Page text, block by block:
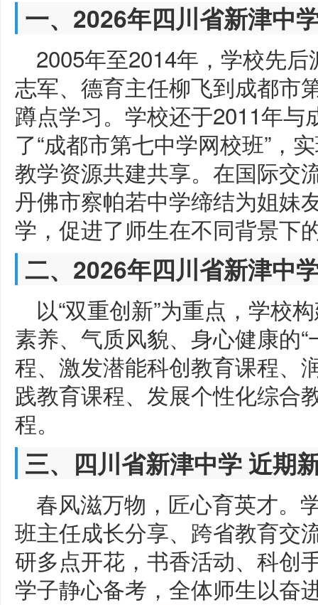
一、2026年四川省新津中
2005年至2014年，学校先
志军、德育主任柳飞到成都市
蹲点学习。学校还于2011年
了“成都市第七中学网校班”，
教学资源共建共享。在国际交
丹佛市察帕若中学缔结为姐妹
学，促进了师生在不同背景下
二、2026年四川省新津中
以“双重创新”为重点，学校
素养、气质风貌、身心健康的
程、激发潜能科创教育课程、
践教育课程、发展个性化综合
程。
三、四川省新津中学 近期
春风滋万物，匠心育英才。
班主任成长分享、跨省教育交
研多点开花，书香活动、科创
学子静心备考，全体师生以奋